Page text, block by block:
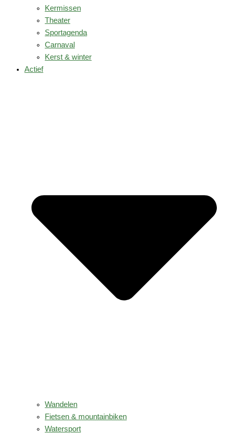
Kermissen
Theater
Sportagenda
Carnaval
Kerst & winter
Actief
Wandelen
Fietsen & mountainbiken
Watersport